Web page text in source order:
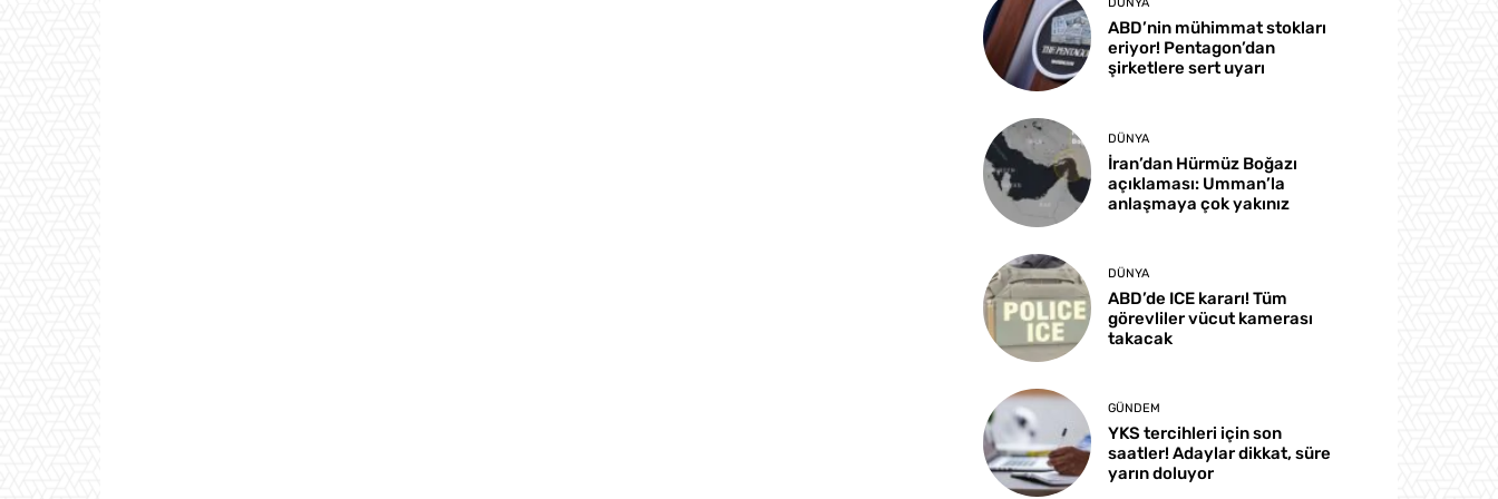
DÜNYA
ABD’nin mühimmat stokları
eriyor! Pentagon’dan
şirketlere sert uyarı
DÜNYA
İran’dan Hürmüz Boğazı
açıklaması: Umman’la
anlaşmaya çok yakınız
DÜNYA
ABD’de ICE kararı! Tüm
görevliler vücut kamerası
takacak
GÜNDEM
YKS tercihleri için son
saatler! Adaylar dikkat, süre
yarın doluyor